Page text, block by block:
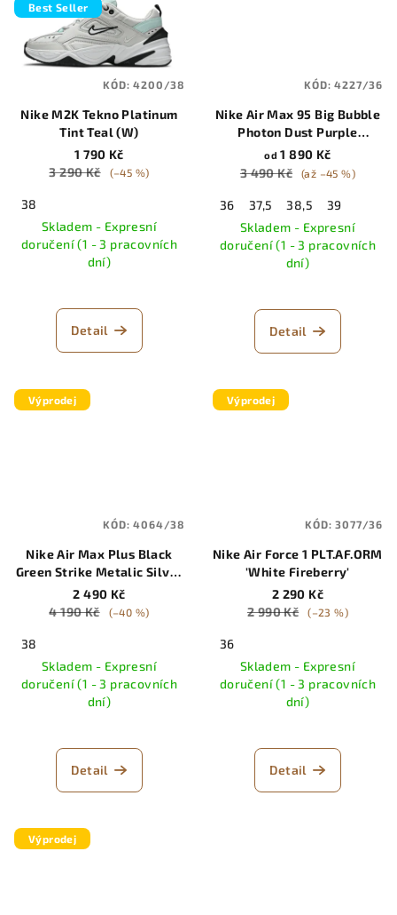
Best Seller
Nike M2K Tekno Platinum
Tint Teal (W)
1 790 Kč
3 290 Kč
(–45 %)
38
Skladem - Expresní
doručení (1 - 3 pracovních
dní)
Detail
KÓD:4200/38
Nike Air Max 95 Big Bubble
Photon Dust Purple
Dynasty
od 1 890 Kč
3 490 Kč
(až –45 %)
36 37,5 38,5
39
Skladem - Expresní
doručení (1 - 3 pracovních
dní)
Detail
KÓD:4227/36
Výprodej
Nike Air Max Plus Black
Green Strike Metalic Silver
(GS)
2 490 Kč
4 190 Kč
(–40 %)
38
Skladem - Expresní
doručení (1 - 3 pracovních
dní)
Detail
KÓD:4064/38
Výprodej
Nike Air Force 1 PLT.AF.ORM
'White Fireberry'
2 290 Kč
2 990 Kč
(–23 %)
36
Skladem - Expresní
doručení (1 - 3 pracovních
dní)
Detail
KÓD:3077/36
Výprodej